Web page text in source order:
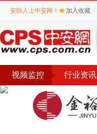
安防人上中安网！ 加入收藏
视频监控 行业资讯
产品专题 品牌